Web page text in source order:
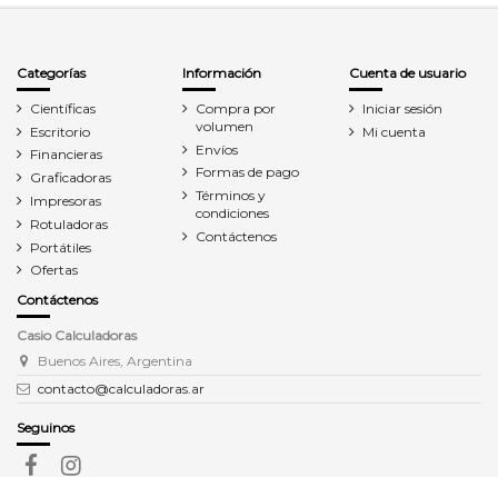
Categorías
Científicas
Escritorio
Financieras
Graficadoras
Impresoras
Rotuladoras
Portátiles
Ofertas
Información
Compra por
volumen
Envíos
Formas de pago
Términos y
condiciones
Contáctenos
Cuenta de usuario
Iniciar sesión
Mi cuenta
Contáctenos
Casio Calculadoras
Buenos Aires, Argentina
contacto@calculadoras.ar
Seguinos